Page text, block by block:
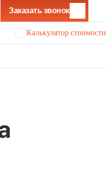
Заказать звонок
Калькулятор стоимости